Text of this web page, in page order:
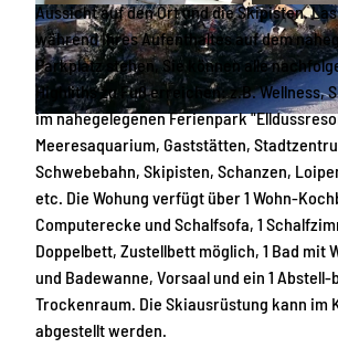
D
S
C
_
1
8
0
7
2
0
2
1
0
8
0
3
_
1
1
3
2
2
0
2
1
1
2
6
_
1
1
0
Aussicht auf den Ort und die Skipisten.
während Ihres Aufenthaltes auf dem
Parkplatz stehen, Sie können alle
Highliths zu Fuß erreichen: z.B. Wellness,
im nahegelegenen Ferienpark
Meeresaquarium, Gaststätten,
Schwebebahn, Skipisten, Schanzen,
etc. Die Wohung verfügt über 1 Wohn-
Computerecke und Schalfsofa, 1
Doppelbett, Zustellbett möglich, 1 Bad mit
und Badewanne, Vorsaal und ein 1 Abstell-
Trockenraum. Die Skiausrüstung kann im
abgestellt werden.